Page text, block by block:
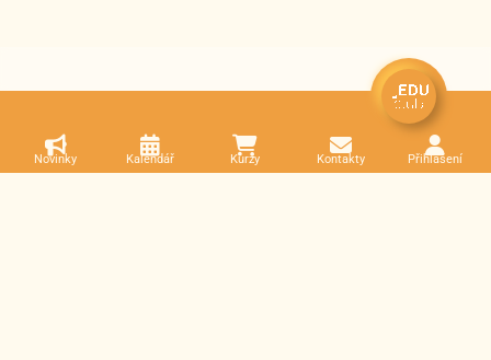
Novinky Kalendář Kurzy Kontakty Přihlášení